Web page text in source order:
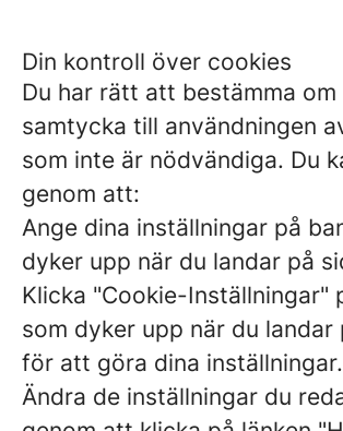
Din kontroll över cookies
Du har rätt att bestämma om
samtycka till användningen
som inte är nödvändiga. Du
genom att:
Ange dina inställningar på
dyker upp när du landar på
Klicka "Cookie-Inställningar"
som dyker upp när du landar
för att göra dina inställningar.
Ändra de inställningar du